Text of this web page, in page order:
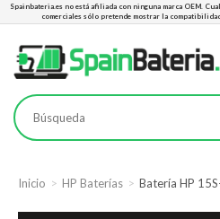
Spainbateria.es no está afiliada con ninguna marca OEM.
comerciales sólo pretende mostrar la
Inicio HP Baterías Batería HP